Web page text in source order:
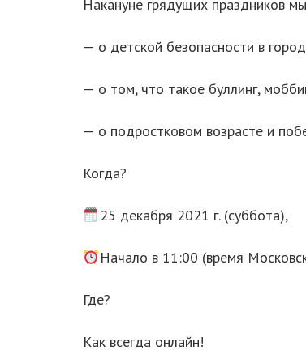
Накануне грядущих праздников
— о детской безопасности в
— о том, что такое буллинг,
— о подростковом возрасте и
Когда?
25 декабря 2021 г. (суббота),
Начало в 11:00 (время
Где?
Как всегда онлайн!